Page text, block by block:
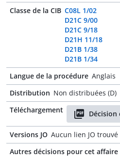
Classe de la CIB C08L 1/02
D21C 9/00
D21C 9/18
D21H 11/18
D21B 1/38
D21B 1/34
Langue de la procédure Anglais
Distribution Non distribuées (D)
Téléchargement
Décision
Versions JO Aucun lien JO trouvé
Autres décisions pour cet affaire